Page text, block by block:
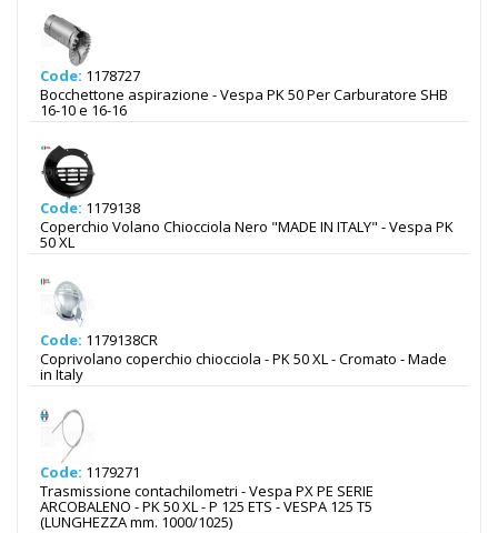
Code: 1178727
Bocchettone aspirazione - Vespa PK 50 Per Carburatore SHB
16-10 e 16-16
Code: 1179138
Coperchio Volano Chiocciola Nero "MADE IN ITALY" - Vespa PK
50 XL
Code: 1179138CR
Coprivolano coperchio chiocciola - PK 50 XL - Cromato - Made
in Italy
Code: 1179271
Trasmissione contachilometri - Vespa PX PE SERIE
ARCOBALENO - PK 50 XL - P 125 ETS - VESPA 125 T5
(LUNGHEZZA mm. 1000/1025)